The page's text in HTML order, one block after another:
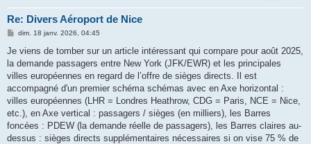
Re: Divers Aéroport de Nice
M
s
a
g
dim. 18 janv. 2026, 04:45
Je viens de tomber sur un article intéressant qui compare pour août 2025,
la demande passagers entre New York (JFK/EWR) et les principales
villes européennes en regard de l’offre de sièges directs. Il est
accompagné d'un premier schéma schémas avec en Axe horizontal :
villes européennes (LHR = Londres Heathrow, CDG = Paris, NCE = Nice,
etc.), en Axe vertical : passagers / sièges (en milliers), les Barres
foncées : PDEW (la demande réelle de passagers), les Barres claires au-
dessus : sièges directs supplémentaires nécessaires si on vise 75 % de